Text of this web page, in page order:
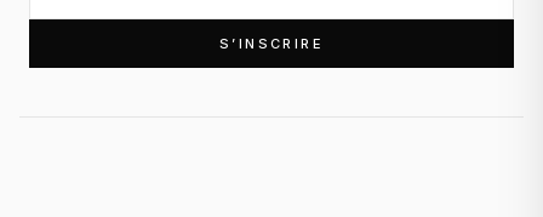
S’INSCRIRE